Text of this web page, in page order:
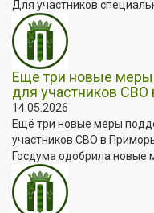
Для участников
Ещё три новые
для участников
14.05.2026
Ещё три новые меры
участников СВО в
Госдума одобрила новые